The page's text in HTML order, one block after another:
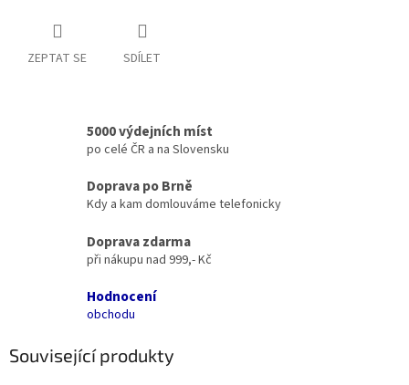
ZEPTAT SE SDÍLET
5000 výdejních míst
po celé ČR a na Slovensku
Doprava po Brně
Kdy a kam domlouváme telefonicky
Doprava zdarma
při nákupu nad 999,- Kč
Hodnocení
obchodu
Související produkty